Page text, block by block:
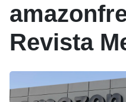
Revista